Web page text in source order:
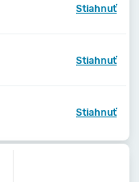
Stiahnuť
Stiahnuť
Stiahnuť